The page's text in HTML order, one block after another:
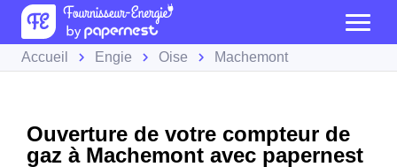
Accueil Engie Oise Machemont